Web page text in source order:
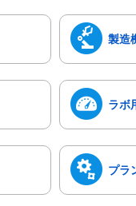
製造
ラボ
プラ